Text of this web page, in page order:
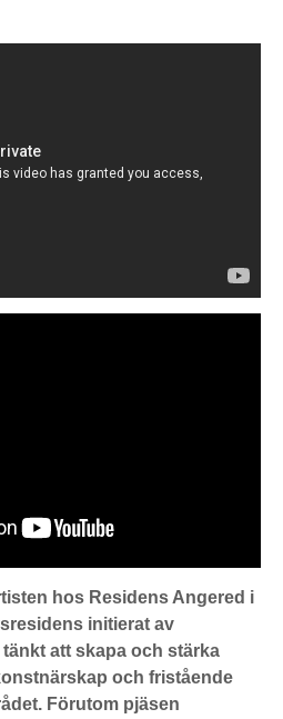
hos Residens Angered i
initierat av
att skapa och stärka
och fristående
Förutom pjäsen